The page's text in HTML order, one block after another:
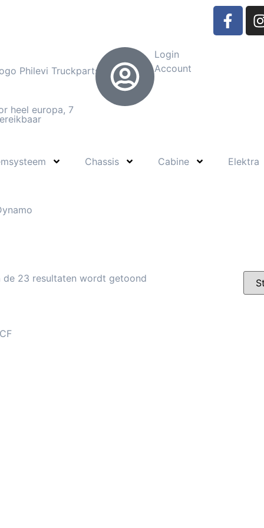
heel europa, 7
Login
Account
Chassis Cabine Elektra
de 23 resultaten wordt getoond